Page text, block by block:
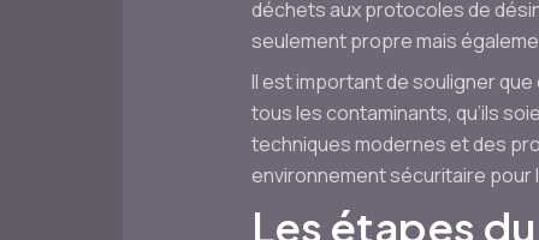
déchets aux protocoles de
seulement propre mais
Il est important de souligner
tous les contaminants, qu’ils
techniques modernes et des
environnement sécuritaire
Les étapes